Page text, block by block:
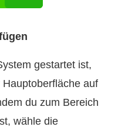
gestartet ist,
auf
du zum Bereich
wähle die